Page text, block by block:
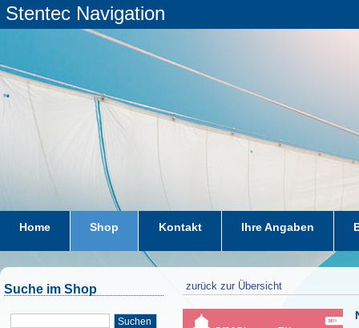
Stentec Navigation
Home Shop Kontakt Ihre Angaben
Suche im Shop
Suchen
zurück zur Übersicht